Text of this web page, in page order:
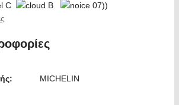
C B
07))
MICHELIN